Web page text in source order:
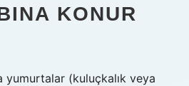
KONUR
yumurtalar (kuluçkalık veya